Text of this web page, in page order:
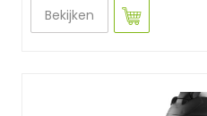
Bekijken